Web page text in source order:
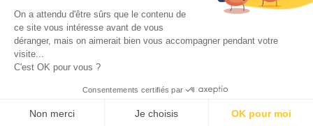
On a attendu d'être sûrs que le contenu de
ce site vous intéresse avant de vous
déranger, mais on aimerait bien vous accompagner pendant votre
visite...
C'est OK pour vous ?
Consentements certifiés par
Non merci Je choisis OK pour moi
Garantía Tiger
PREGUNTAS FRECUENTES
Contáctanos
Mentions légales